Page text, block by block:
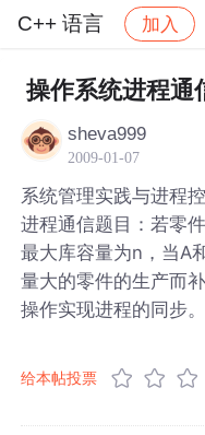
C++ 语言 加入
社区 C++ 语言
操作系统进程
sheva999
2009-01-07
系统管理实践与进程
进程通信题目：若零
最大库容量为n，当A
量大的零件的生产而
操作实现进程的同步
给本帖投票